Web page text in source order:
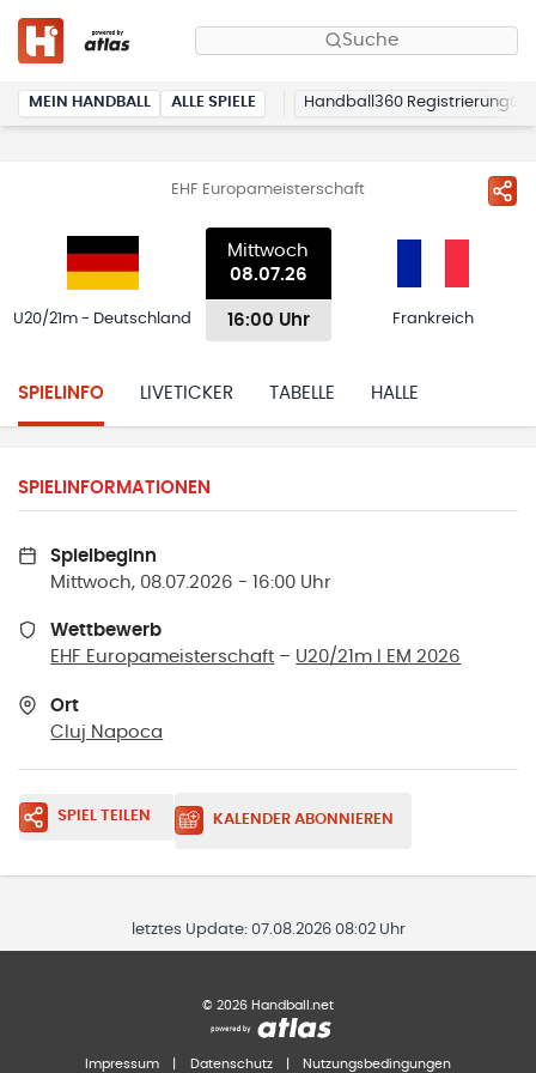
Suche
MEIN HANDBALL ALLE SPIELE Handball360 Registrierung
EHF Europameisterschaft
U20/21m - Deutschland
Mittwoch
08.07.26
16:00 Uhr Frankreich
SPIELINFO LIVETICKER TABELLE HALLE
SPIELINFORMATIONEN
Spielbeginn
Mittwoch, 08.07.2026 - 16:00 Uhr
Wettbewerb
EHF Europameisterschaft – U20/21m I EM 2026
Ort
Cluj Napoca
SPIEL TEILEN KALENDER ABONNIEREN
letztes Update: 07.08.2026 08:02 Uhr
© 2026 Handball.net
Impressum Datenschutz Nutzungsbedingungen